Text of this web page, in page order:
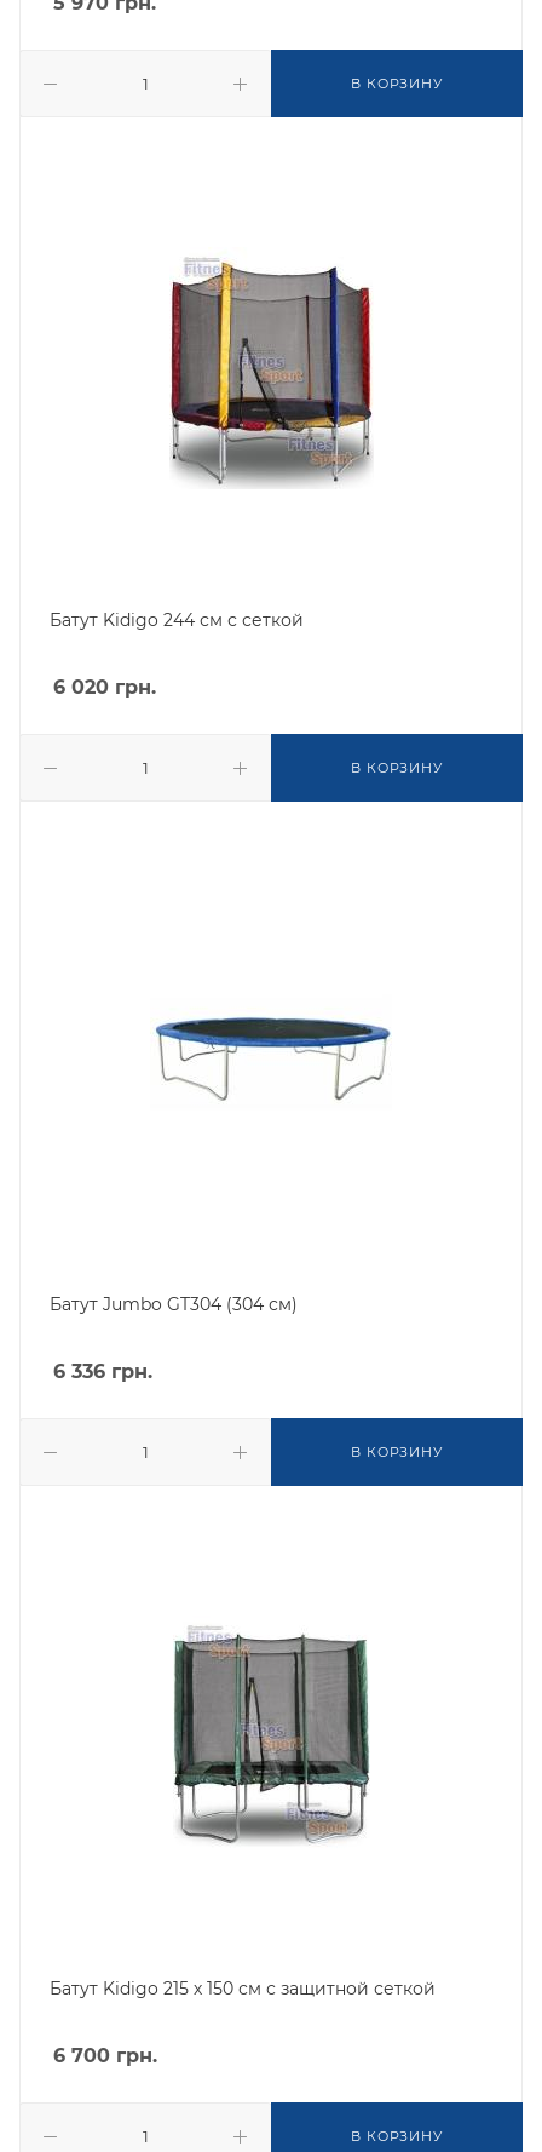
В КОРЗИНУ
Батут Kidigo 244 см с сеткой
6 020 грн.
В КОРЗИНУ
Батут Jumbo GT304 (304 см)
6 336 грн.
В КОРЗИНУ
Батут Kidigo 215 х 150 см с защитной сеткой
6 700 грн.
В КОРЗИНУ